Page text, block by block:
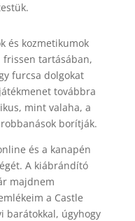
és kozmetikumok
frissen tartásában,
furcsa dolgokat
továbbra
mint valaha, a
borítják.
és a kanapén
A kiábrándító
majdnem
a Castle
barátokkal, úgyhogy